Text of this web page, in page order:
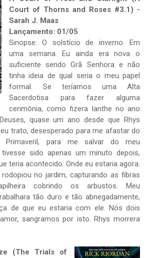
Court of Thorns and Roses #3.1) -
Sarah J. Maas
Lançamento: 01/05
Sinopse: O solstício de inverno. Em
uma semana. Eu ainda era nova o
suficiente sendo Grã Senhora e não
tinha ideia de qual seria o meu papel
formal. Se teríamos uma Alta
Sacerdotisa para fazer alguma
cerimônia, como fizera lanthe no ano
quase um ano desde que Rhys
trato, desesperado para me afastar do
Primaveril, para me salvar do meu
sido apenas um minuto depois,
teria acontecido. Onde eu estaria agora.
no jardim, capturando as fibras
cobrindo os arbustos. Meu
tão duro e tão abnegadamente,
de que eu estaria com ele. Nós dois
sangramos por isto. Rhys morrera
(The Trials of